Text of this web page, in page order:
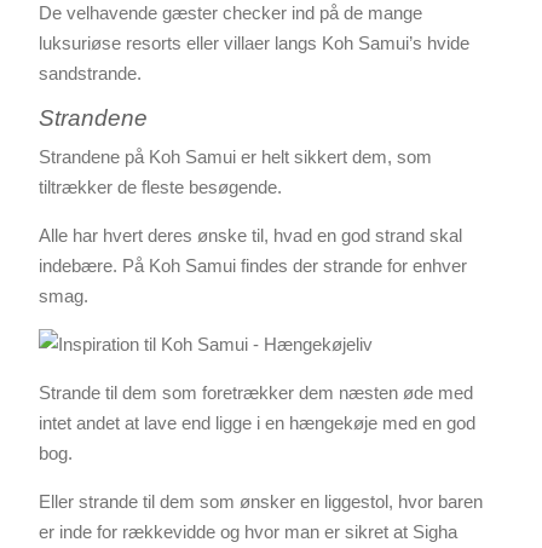
De velhavende gæster checker ind på de mange
luksuriøse resorts eller villaer langs Koh Samui’s hvide
sandstrande.
Strandene
Strandene på Koh Samui er helt sikkert dem, som
tiltrækker de fleste besøgende.
Alle har hvert deres ønske til, hvad en god strand skal
indebære. På Koh Samui findes der strande for enhver
smag.
Strande til dem som foretrækker dem næsten øde med
intet andet at lave end ligge i en hængekøje med en god
bog.
Eller strande til dem som ønsker en liggestol, hvor baren
er inde for rækkevidde og hvor man er sikret at Sigha